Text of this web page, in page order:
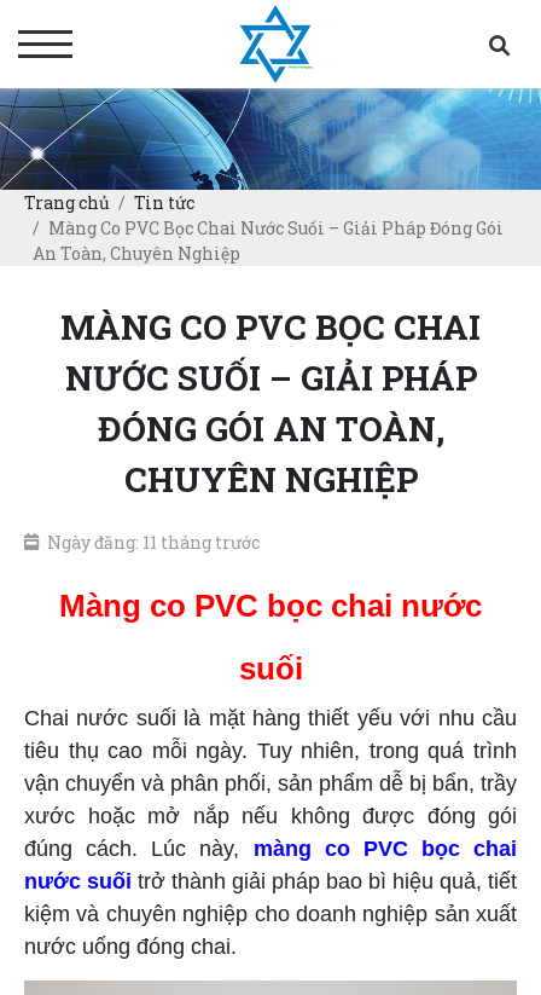
Trang chủ
Tin tức
Màng Co PVC Bọc Chai Nước Suối – Giải Pháp Đóng Gói
An Toàn, Chuyên Nghiệp
MÀNG CO PVC BỌC CHAI
NƯỚC SUỐI – GIẢI PHÁP
ĐÓNG GÓI AN TOÀN,
CHUYÊN NGHIỆP
Ngày đăng: 11 tháng trước
Màng co PVC bọc chai nước
suối
Chai nước suối là mặt hàng thiết yếu với nhu cầu
tiêu thụ cao mỗi ngày. Tuy nhiên, trong quá trình
vận chuyển và phân phối, sản phẩm dễ bị bẩn, trầy
xước hoặc mở nắp nếu không được đóng gói
đúng cách. Lúc này, màng co PVC bọc chai
nước suối trở thành giải pháp bao bì hiệu quả, tiết
kiệm và chuyên nghiệp cho doanh nghiệp sản xuất
nước uống đóng chai.